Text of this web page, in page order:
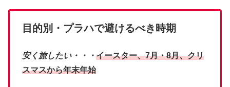
目的別・プラハで避けるべき時期
安く旅したい・・・ イースター、7月・8月、クリ
スマスから年末年始